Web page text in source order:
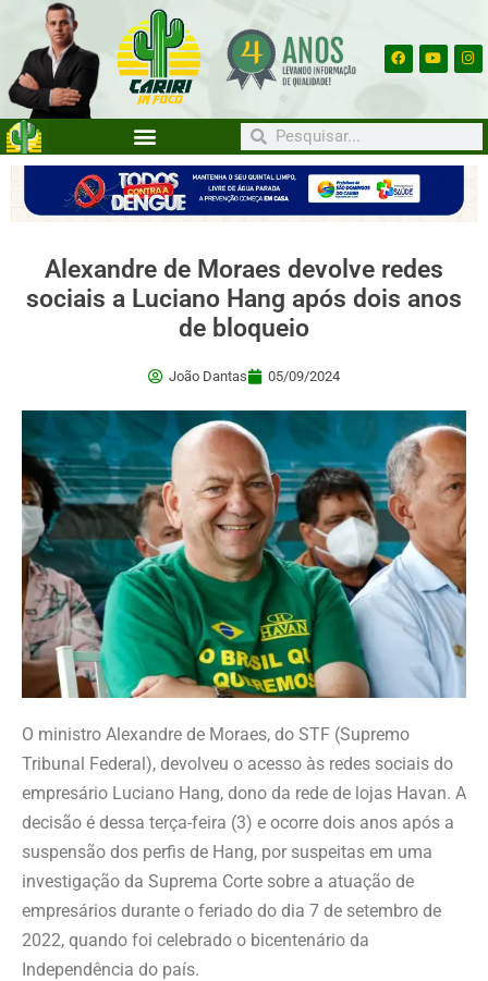
Alexandre de Moraes devolve redes
sociais a Luciano Hang após dois anos
de bloqueio
João Dantas 05/09/2024
O ministro Alexandre de Moraes, do STF (Supremo
Tribunal Federal), devolveu o acesso às redes sociais do
empresário Luciano Hang, dono da rede de lojas Havan. A
decisão é dessa terça-feira (3) e ocorre dois anos após a
suspensão dos perfis de Hang, por suspeitas em uma
investigação da Suprema Corte sobre a atuação de
empresários durante o feriado do dia 7 de setembro de
2022, quando foi celebrado o bicentenário da
Independência do país.